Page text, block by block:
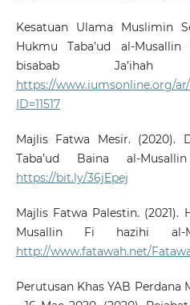
Kesatuan Ulama Muslimin
Hukmu Taba’ud al-
bisabab Ja’ihah
https://www.iumsonline.org/
ID=11517
Majlis Fatwa Mesir. (2020).
Taba’ud Baina al-
https://bit.ly/36jEpej
Majlis Fatwa Palestin. (2021).
Musallin Fi hazihi al-
http://www.fatawah.net/
Perutusan Khas YAB Perdana